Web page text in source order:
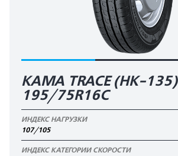
KAMA TRACE (HK-135)
195/75R16C
ИНДЕКС НАГРУЗКИ
107/105
ИНДЕКС КАТЕГОРИИ СКОРОСТИ